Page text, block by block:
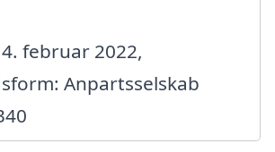
februar 2022,
Anpartsselskab